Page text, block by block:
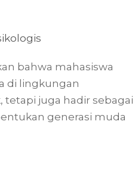
bahwa mahasiswa
di lingkungan
tetapi juga hadir sebagai
generasi muda